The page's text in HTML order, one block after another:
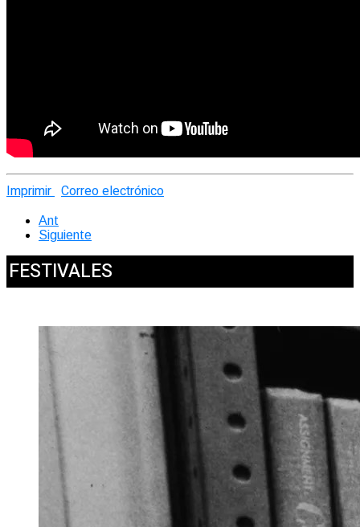
Imprimir Correo electrónico
Ant
Siguiente
FESTIVALES